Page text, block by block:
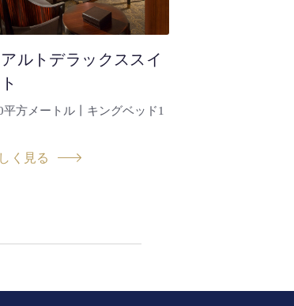
アルトデラックススイ
平方メートル丨キングベッド1
く見る